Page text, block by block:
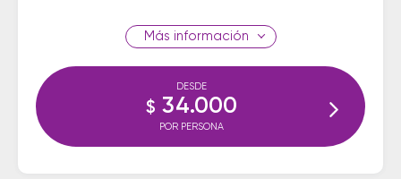
información
DESDE
$ 34.000
POR PERSONA